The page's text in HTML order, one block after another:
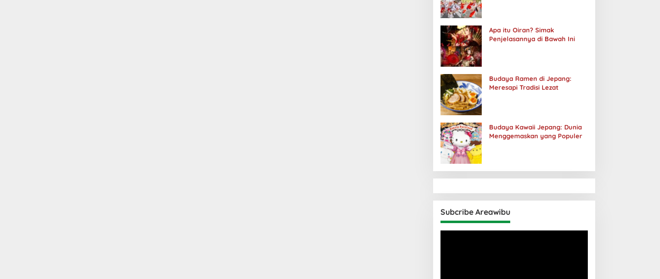
Apa itu Oiran? Simak
Penjelasannya di Bawah Ini
Budaya Ramen di Jepang:
Meresapi Tradisi Lezat
Budaya Kawaii Jepang: Dunia
Menggemaskan yang Populer
Subcribe Areawibu